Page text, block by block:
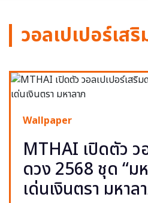
วอลเปเปอร์เส
Wallpaper
MTHAI เปิดตัว ว
ดวง 2568 ชุด “ม
เด่นเงินตรา มหาล